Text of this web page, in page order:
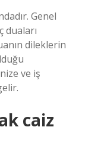
Genel
duaları
dileklerin
ve iş
caiz